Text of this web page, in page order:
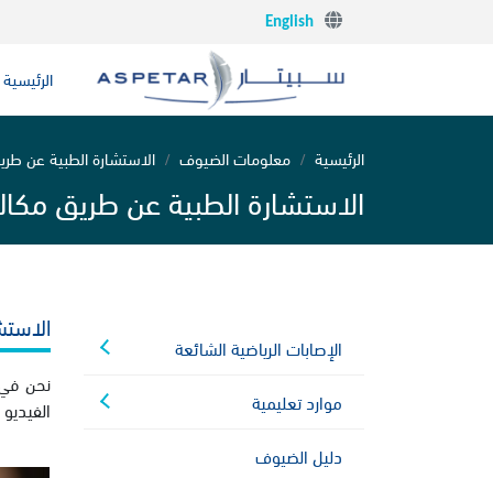
English
الرئيسية
الرئيسية معلومات الضيوف الاستشارة الطبية عن
الاستشارة الطبية عن طريق
الإصابات الرياضية الشائعة
موارد تعليمية
دليل الضيوف
نحن في